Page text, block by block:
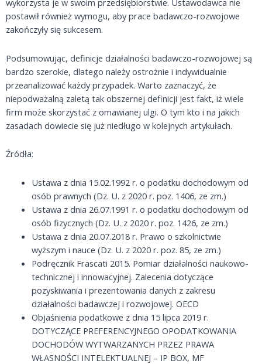
wykorzysta je w swoim przedsiębiorstwie. Ustawodawca nie
postawił również wymogu, aby prace badawczo-rozwojowe
zakończyły się sukcesem.
Podsumowując, definicje działalności badawczo-rozwojowej są
bardzo szerokie, dlatego należy ostrożnie i indywidualnie
przeanalizować każdy przypadek. Warto zaznaczyć, że
niepodważalną zaletą tak obszernej definicji jest fakt, iż wiele
firm może skorzystać z omawianej ulgi. O tym kto i na jakich
zasadach dowiecie się już niedługo w kolejnych artykułach.
Źródła:
Ustawa z dnia 15.02.1992 r. o podatku dochodowym od
osób prawnych (Dz. U. z 2020 r. poz. 1406, ze zm.)
Ustawa z dnia 26.07.1991 r. o podatku dochodowym od
osób fizycznych (Dz. U. z 2020 r. poz. 1426, ze zm.)
Ustawa z dnia 20.07.2018 r. Prawo o szkolnictwie
wyższym i nauce (Dz. U. z 2020 r. poz. 85, ze zm.)
Podręcznik Frascati 2015. Pomiar działalności naukowo-
technicznej i innowacyjnej. Zalecenia dotyczące
pozyskiwania i prezentowania danych z zakresu
działalności badawczej i rozwojowej. OECD
Objaśnienia podatkowe z dnia 15 lipca 2019 r.
DOTYCZĄCE PREFERENCYJNEGO OPODATKOWANIA
DOCHODÓW WYTWARZANYCH PRZEZ PRAWA
WŁASNOŚCI INTELEKTUALNEJ – IP BOX, MF